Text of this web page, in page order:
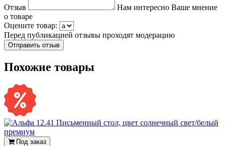
Отзыв
Нам интересно Ваше мнение
о товаре
Оцените товар:
Перед публикацией отзывы проходят модерацию
Похожие товары
Под заказ